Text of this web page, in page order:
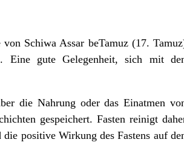
Schiwa Assar beTamuz (17.
Eine gute Gelegenheit, sich mit
die Nahrung oder das Einatmen
gespeichert. Fasten reinigt
positive Wirkung des Fastens auf